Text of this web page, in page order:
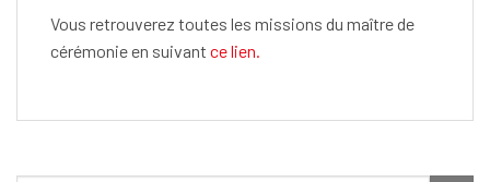
Vous retrouverez toutes les missions du maître de
cérémonie en suivant ce lien.